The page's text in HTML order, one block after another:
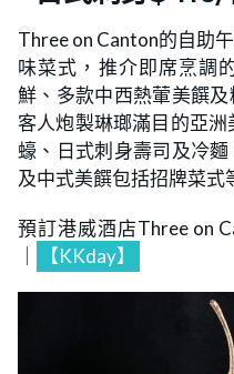
Three on Canton的自助
味菜式，推介即席烹調
鮮、多款中西熱葷美饌
客人炮製琳瑯滿目的亞
蠔、日式刺身壽司及冷
及中式美饌包括招牌菜式
預訂港威酒店Three on
【KKday】